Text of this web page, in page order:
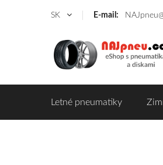
SK E-mail:
Letné pneumatiky